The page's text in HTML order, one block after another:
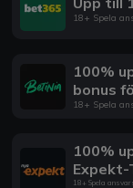
18+ Spela
100%
bonus
18+ Spela
100%
18+ Spela